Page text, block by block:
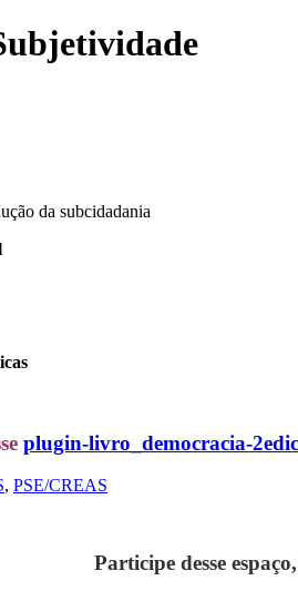
da subcidadania
plugin-livro_democracia-
, PSE/CREAS
Participe desse